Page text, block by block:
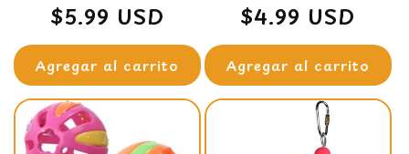
Precio
habitual
$5.99 USD
Agregar al carrito
Precio
habitual
$4.99 USD
Agregar al carrito